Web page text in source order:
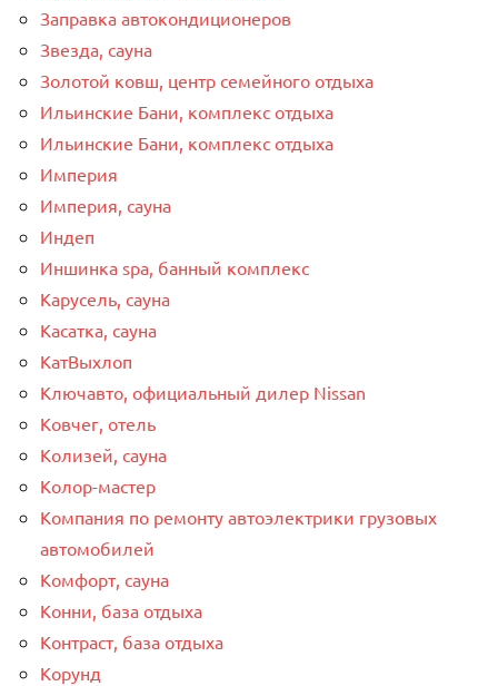
Заправка автокондиционеров
Звезда, сауна
Золотой ковш, центр семейного отдыха
Ильинские Бани, комплекс отдыха
Ильинские Бани, комплекс отдыха
Империя
Империя, сауна
Индеп
Иншинка spa, банный комплекс
Карусель, сауна
Касатка, сауна
КатВыхлоп
Ключавто, официальный дилер Nissan
Ковчег, отель
Колизей, сауна
Колор-мастер
Компания по ремонту автоэлектрики грузовых
автомобилей
Комфорт, сауна
Конни, база отдыха
Контраст, база отдыха
Корунд